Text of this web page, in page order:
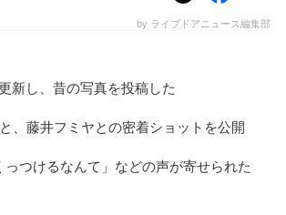
by ライブドアニュース編集部
新し、昔の写真を投稿した
、藤井フミヤとの密着ショットを公開
っつけるなんて」などの声が寄せられた